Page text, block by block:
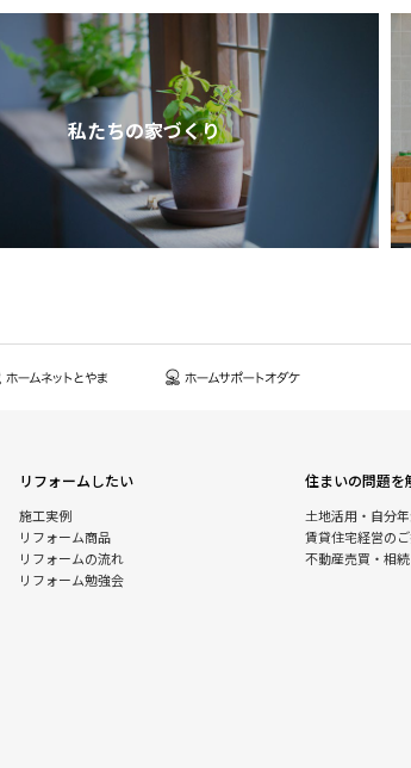
私たちの家づくり
リフォームしたい
施工実例
リフォーム商品
リフォームの流れ
リフォーム勉強会
住まいの問題を
土地活用・自分
賃貸住宅経営の
不動産売買・相続